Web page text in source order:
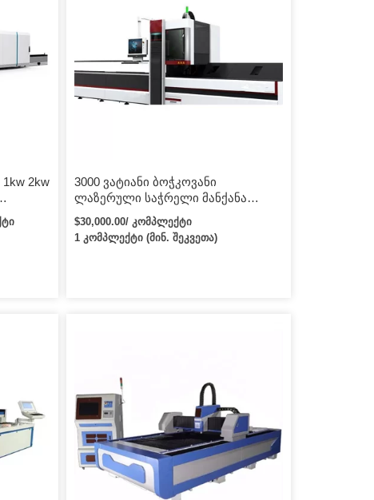
2kw
/ 1kw
3000 ვატიანი ბოჭკოვანი
ლაზერული საჭრელი მანქანა
3000x1500 მმ ლაზერული საჭრელი
მანქანა
$30,000.00/ კომპლექტი
1 კომპლექტი (მინ. შეკვეთა)